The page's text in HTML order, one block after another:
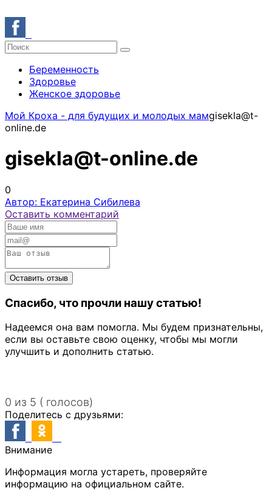
Беременность
Здоровье
Женское здоровье
Мой Кроха - для будущих и молодых мамgisekla@t-
online.de
gisekla@t-online.de
0
Автор: Екатерина Сибилева
Оставить комментарий
Спасибо, что прочли нашу статью!
Надеемся она вам помогла. Мы будем признательны,
если вы оставьте свою оценку, чтобы мы могли
улучшить и дополнить статью.
0 из 5 ( голосов)
Поделитесь с друзьями:
Внимание
Информация могла устареть, проверяйте
информацию на официальном сайте.